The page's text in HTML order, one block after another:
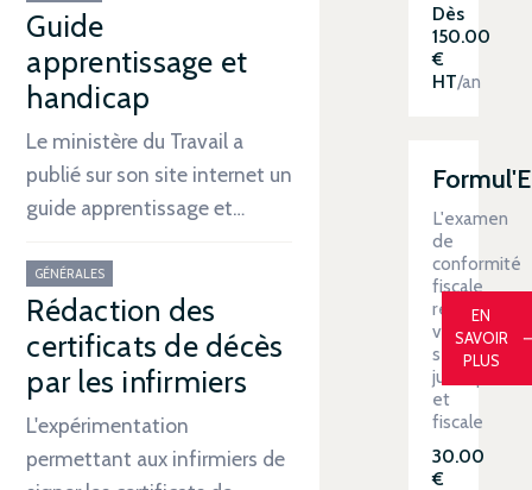
Guide
apprentissage et
handicap
Le ministère du Travail a
publié sur son site internet un
guide apprentissage et…
GÉNÉRALES
Rédaction des
certificats de décès
par les infirmiers
L'expérimentation
permettant aux infirmiers de
Dès
150.00
€
HT/an
L'examen
de
conformité
fiscale
renforce
votre
sécurité
juridique
et
fiscale
30.00
€
EN
SAVOIR
PLUS